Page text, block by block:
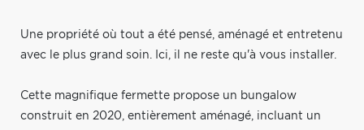
Une propriété où tout a été pensé, aménagé et entretenu
avec le plus grand soin. Ici, il ne reste qu'à vous installer.
Cette magnifique fermette propose un bungalow
construit en 2020, entièrement aménagé, incluant un